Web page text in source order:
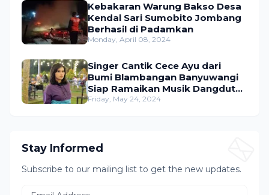
Kebakaran Warung Bakso Desa
Kendal Sari Sumobito Jombang
Berhasil di Padamkan
Monday, April 08, 2024
Singer Cantik Cece Ayu dari
Bumi Blambangan Banyuwangi
Siap Ramaikan Musik Dangdut
Indonesia
Friday, May 24, 2024
Stay Informed
Subscribe to our mailing list to get the new updates.